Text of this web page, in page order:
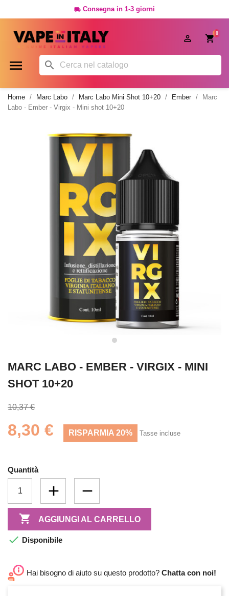
 Consegna in 1-3 giorni
0

 
Home Marc Labo Marc Labo Mini Shot 10+20 Ember
Marc
Labo - Ember - Virgix - Mini shot 10+20
MARC LABO - EMBER - VIRGIX - MINI
SHOT 10+20
10,37 €
8,30 € RISPARMIA 20% Tasse incluse
Quantità
 AGGIUNGI AL CARRELLO
 Disponibile
Hai bisogno di aiuto su questo prodotto? Chatta con noi!